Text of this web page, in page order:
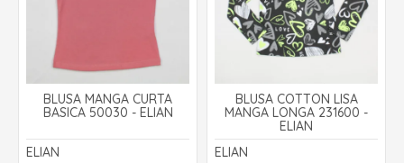
BLUSA MANGA CURTA
BASICA 50030 - ELIAN
ELIAN
BLUSA COTTON LISA
MANGA LONGA 231600 -
ELIAN
ELIAN